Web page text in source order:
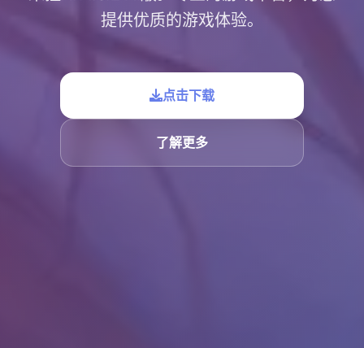
提供优质的游戏体验。
点击下载
了解更多